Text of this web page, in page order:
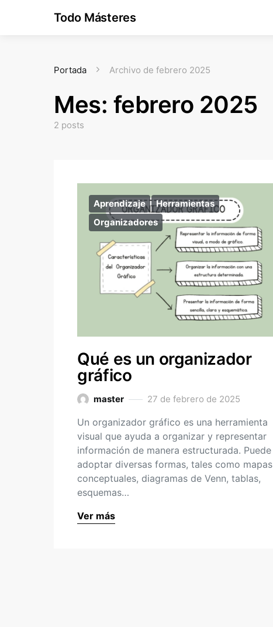
Todo Másteres
Portada Archivo de febrero 2025
Mes: febrero 2025
2 posts
Aprendizaje
Herramientas
Organizadores
Qué es un organizador
gráfico
master 27 de febrero de 2025
Un organizador gráfico es una herramienta
visual que ayuda a organizar y representar
información de manera estructurada. Puede
adoptar diversas formas, tales como mapas
conceptuales, diagramas de Venn, tablas,
esquemas…
Ver más